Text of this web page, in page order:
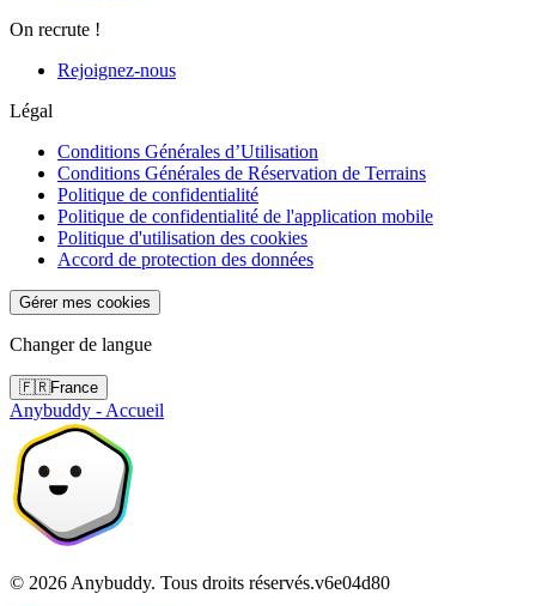
On recrute !
Rejoignez-nous
Légal
Conditions Générales d’Utilisation
Conditions Générales de Réservation de Terrains
Politique de confidentialité
Politique de confidentialité de l'application mobile
Politique d'utilisation des cookies
Accord de protection des données
Gérer mes cookies
Changer de langue
🇫🇷France
Anybuddy - Accueil
© 2026 Anybuddy. Tous droits réservés.v6e04d80